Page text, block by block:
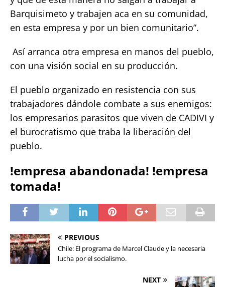
Barquisimeto y trabajen aca en su comunidad,
en esta empresa y por un bien comunitario”.
Así arranca otra empresa en manos del pueblo,
con una visión social en su producción.
El pueblo organizado en resistencia con sus
trabajadores dándole combate a sus enemigos:
los empresarios parasitos que viven de CADIVI y
el burocratismo que traba la liberación del
pueblo.
!empresa abandonada! !empresa
tomada!
PREVIOUS
Chile: El programa de Marcel Claude y la necesaria
lucha por el socialismo.
NEXT